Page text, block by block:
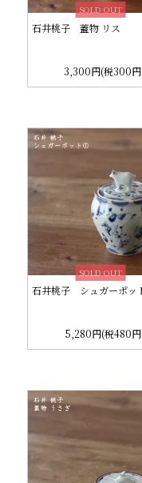
SOLD OUT
石井桃子 蓋物 リス
3,300円(税300
SOLD OUT
石井桃子 シュガーポ
5,280円(税480